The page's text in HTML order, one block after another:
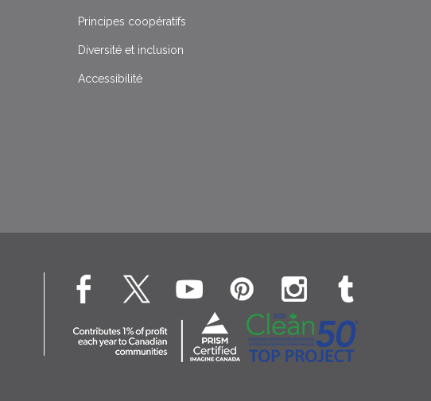
Principes coopératifs
Diversité et inclusion
Accessibilité